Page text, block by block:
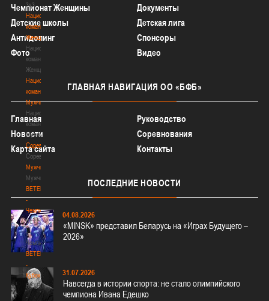
3х3
Национальная
команда.
Женщины
Национальная
команда.
Женщины
Национальная
команда.
Мужчины
Национальная
команда.
Мужчины
Соревнования
Соревнования
Мужчины
Мужчины
BETERA
-
Чемпионат
BETERA
-
Чемпионат
BETERA
-
Кубок
BETERA
-
Чемпионат Женщины
Документы
Детские школы
Детская лига
Антидопинг
Спонсоры
Фото
Видео
ГЛАВНАЯ НАВИГАЦИЯ ОО «БФБ»
Главная
Руководство
Новости
Соревнования
Карта сайта
Контакты
ПОСЛЕДНИЕ НОВОСТИ
04.08.2026
«MINSK» представил Беларусь на «Играх Будущего –
2026»
31.07.2026
Навсегда в истории спорта: не стало олимпийского
чемпиона Ивана Едешко